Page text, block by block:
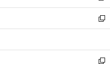
開
く
ウ
で
開
ン
ド
ウ
開
く
ウ
ィ
ン
ウ
で
し
い
ウ
ン
ド
新
し
ウ
ィ